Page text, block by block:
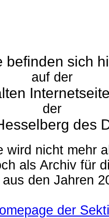
befinden sich
auf der
der
des
wird nicht mehr
als Archiv für
den Jahren
der